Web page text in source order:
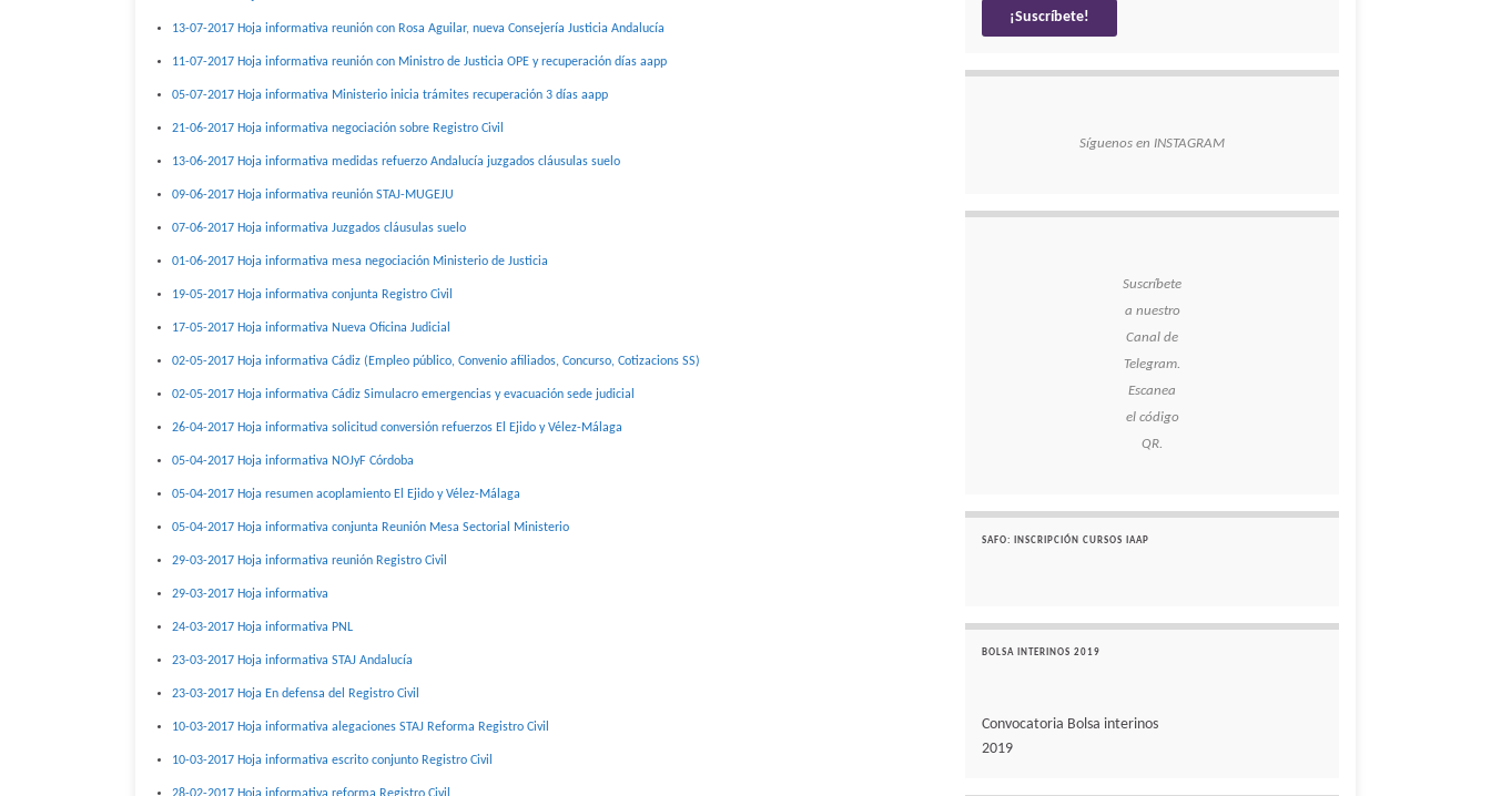
13-07-2017 Hoja informativa reunión con Rosa Aguilar, nueva Consejería Justicia Andalucía
11-07-2017 Hoja informativa reunión con Ministro de Justicia OPE y recuperación días aapp
05-07-2017 Hoja informativa Ministerio inicia trámites recuperación 3 días aapp
21-06-2017 Hoja informativa negociación sobre Registro Civil
13-06-2017 Hoja informativa medidas refuerzo Andalucía juzgados cláusulas suelo
09-06-2017 Hoja informativa reunión STAJ-MUGEJU
07-06-2017 Hoja informativa Juzgados cláusulas suelo
01-06-2017 Hoja informativa mesa negociación Ministerio de Justicia
19-05-2017 Hoja informativa conjunta Registro Civil
17-05-2017 Hoja informativa Nueva Oficina Judicial
02-05-2017 Hoja informativa Cádiz (Empleo público, Convenio afiliados, Concurso, Cotizacions SS)
02-05-2017 Hoja informativa Cádiz Simulacro emergencias y evacuación sede judicial
26-04-2017 Hoja informativa solicitud conversión refuerzos El Ejido y Vélez-Málaga
05-04-2017 Hoja informativa NOJyF Córdoba
05-04-2017 Hoja resumen acoplamiento El Ejido y Vélez-Málaga
05-04-2017 Hoja informativa conjunta Reunión Mesa Sectorial Ministerio
29-03-2017 Hoja informativa reunión Registro Civil
29-03-2017 Hoja informativa
24-03-2017 Hoja informativa PNL
23-03-2017 Hoja informativa STAJ Andalucía
23-03-2017 Hoja En defensa del Registro Civil
10-03-2017 Hoja informativa alegaciones STAJ Reforma Registro Civil
10-03-2017 Hoja informativa escrito conjunto Registro Civil
Síguenos en INSTAGRAM
Suscríbete
a nuestro
Canal de
Telegram.
Escanea
el código
QR.
SAFO: INSCRIPCIÓN CURSOS IAAP
BOLSA INTERINOS 2019
Convocatoria Bolsa interinos
2019